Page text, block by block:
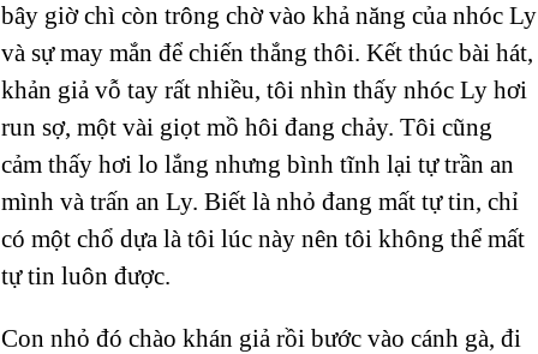
bây giờ chì còn trông chờ vào khả năng của nhóc Ly
và sự may mắn để chiến thắng thôi. Kết thúc bài hát,
khản giả vỗ tay rất nhiều, tôi nhìn thấy nhóc Ly hơi
run sợ, một vài giọt mồ hôi đang chảy. Tôi cũng
cảm thấy hơi lo lắng nhưng bình tĩnh lại tự trần an
mình và trấn an Ly. Biết là nhỏ đang mất tự tin, chỉ
có một chổ dựa là tôi lúc này nên tôi không thể mất
tự tin luôn được.
Con nhỏ đó chào khán giả rồi bước vào cánh gà, đi